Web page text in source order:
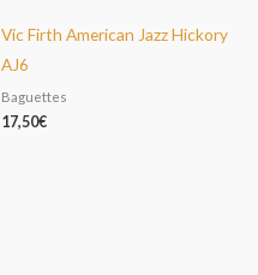
Vic Firth American Jazz Hickory
AJ6
Baguettes
17,50€